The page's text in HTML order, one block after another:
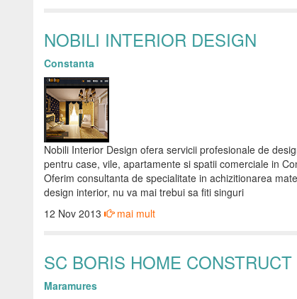
NOBILI INTERIOR DESIGN
Constanta
Nobili Interior Design ofera servicii profesionale de
pentru case, vile, apartamente si spatii comerciale in
Oferim consultanta de specialitate in achizitionarea
design interior, nu va mai trebui sa fiti singuri
12 Nov 2013
mai mult
SC BORIS HOME
Maramures